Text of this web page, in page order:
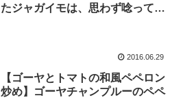
たジャガイモは、思わず唸ってし
2016.06.29
【ゴーヤとトマトの和風ペペロン
炒め】ゴーヤチャンプルーのペペ